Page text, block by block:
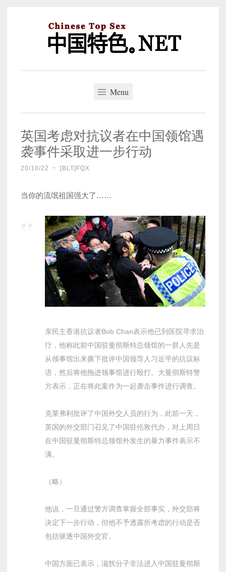
Menu
英国考虑对抗议者在中国领馆遇
袭事件采取进一步行动
20/10/22 ~ [BLT]FQX
当你的流氓祖国强大了……
亲民主香港抗议者Bob Chan表示他已到医院寻求治
疗，他称此前中国驻曼彻斯特总领馆的一群人先是
从领事馆出来撕下批评中国领导人习近平的抗议标
语，然后将他拖进领事馆进行殴打。大曼彻斯特警
方表示，正在将此案作为一起袭击事件进行调查。
克莱弗利批评了中国外交人员的行为，此前一天，
英国的外交部门召见了中国驻伦敦代办，对上周日
在中国驻曼彻斯特总领馆外发生的暴力事件表示不
满。
（略）
他说，一旦通过警方调查掌握全部事实，外交部将
决定下一步行动，但他不予透露所考虑的行动是否
包括驱逐中国外交官。
中国方面已表示，滋扰分子非法进入中国驻曼彻斯